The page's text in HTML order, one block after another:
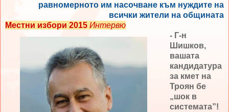
равномерното им насочване към нуждите на
всички жители на общината
Местни избори 2015 Интервю
- Г-н
Шишков,
вашата
кандидатура
за кмет на
Троян бе
„шок в
системата”!